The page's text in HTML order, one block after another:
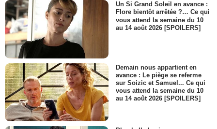
Un Si Grand Soleil en avance :
Flore bientôt arrêtée ?… Ce qui
vous attend la semaine du 10
au 14 août 2026 [SPOILERS]
Demain nous appartient en
avance : Le piège se referme
sur Soizic et Samuel... Ce qui
vous attend la semaine du 10
au 14 août 2026 [SPOILERS]